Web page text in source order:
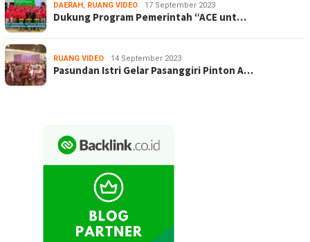
DAERAH , RUANG VIDEO 17 September 2023
Dukung Program Pemerintah “ACE unt…
RUANG VIDEO 14 September 2023
Pasundan Istri Gelar Pasanggiri Pinton A…